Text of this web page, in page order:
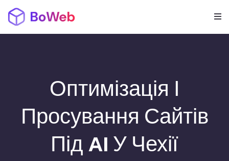
Оптимізація І
Просування Сайтів
Під AI У Чехії